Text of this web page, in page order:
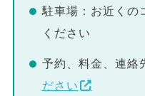
駐車場：お近くの
ください
予約、料金、連絡
ださい